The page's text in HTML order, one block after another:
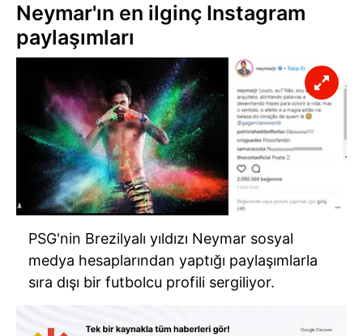
Neymar'ın en ilginç Instagram
paylaşımları
PSG'nin Brezilyalı yıldızı Neymar sosyal
medya hesaplarından yaptığı paylaşımlarla
sıra dışı bir futbolcu profili sergiliyor.